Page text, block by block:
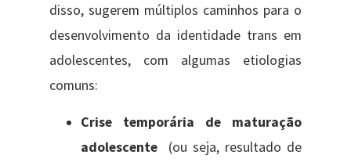
disso, sugerem múltiplos caminhos para o
desenvolvimento da identidade trans em
adolescentes, com algumas etiologias
comuns:
Crise temporária de maturação
adolescente(ou seja, resultado de